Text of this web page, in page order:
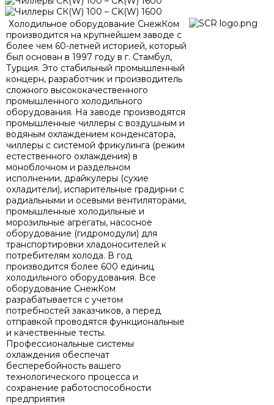
Холодильное оборудование СнежКом
производится на крупнейшем заводе с
более чем 60-летней историей, который
был основан в 1997 году в г. Стамбул,
Турция. Это стабильный промышленный
концерн, разработчик и производитель
сложного высококачественного
промышленного холодильного
оборудования. На заводе производятся
промышленные чиллеры с воздушным и
водяным охлаждением конденсатора,
чиллеры с системой фрикулинга (режим
естественного охлаждения) в
моноблочном и раздельном
исполнении, драйкулеры (сухие
охладители), испарительные градирни с
радиальными и осевыми вентиляторами,
промышленные холодильные и
морозильные агрегаты, насосное
оборудование (гидромодули) для
транспортировки хладоносителей к
потребителям холода. В год
производится более 600 единиц
холодильного оборудования. Все
оборудование СнежКом
разрабатывается с учетом
потребностей заказчиков, а перед
отправкой проводятся функциональные
и качественные тесты.
Профессиональные системы
охлаждения обеспечат
бесперебойность вашего
технологического процесса и
сохранение работоспособности
предприятия